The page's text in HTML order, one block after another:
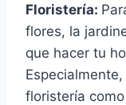
Floristería:
flores, la
que hacer tu
floristería